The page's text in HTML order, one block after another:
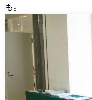
も。